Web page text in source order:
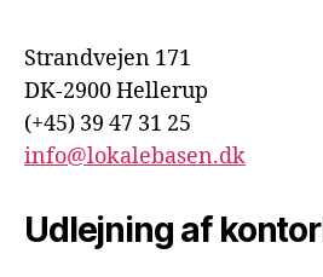
Strandvejen 171
DK-2900 Hellerup
(+45) 39 47 31 25
info@lokalebasen.dk
Udlejning af